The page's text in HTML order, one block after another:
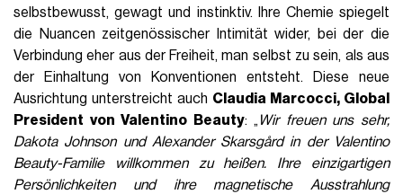
selbstbewusst, gewagt und instinktiv. Ihre Chemie spiegelt
die Nuancen zeitgenössischer Intimität wider, bei der die
Verbindung eher aus der Freiheit, man selbst zu sein, als aus
der Einhaltung von Konventionen entsteht. Diese neue
Ausrichtung unterstreicht auch Claudia Marcocci, Global
President von Valentino Beauty: „ Wir freuen uns sehr,
Dakota Johnson und Alexander Skarsgård in der Valentino
Beauty-Familie willkommen zu heißen. Ihre einzigartigen
Persönlichkeiten und ihre magnetische Ausstrahlung